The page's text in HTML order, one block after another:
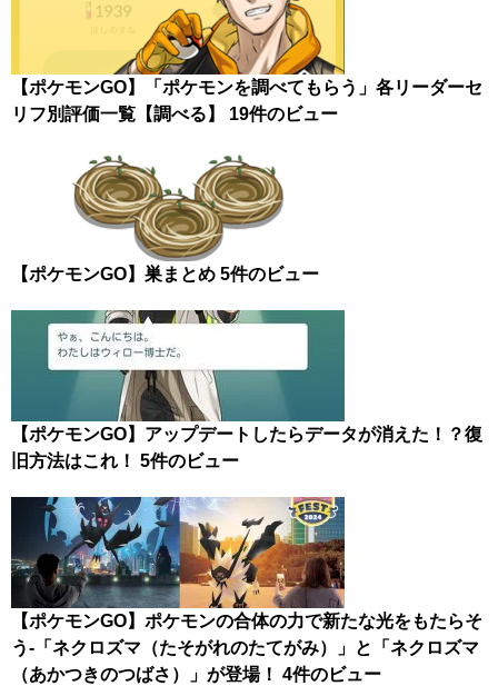
【ポケモンGO】「ポケモンを調べてもらう」各リーダーセ
リフ別評価一覧【調べる】
19件のビュー
【ポケモンGO】巣まとめ 5件のビュー
【ポケモンGO】アップデートしたらデータが消えた！？復
旧方法はこれ！ 5件のビュー
【ポケモンGO】ポケモンの合体の力で新たな光をもたらそ
う-「ネクロズマ（たそがれのたてがみ）」と「ネクロズマ
（あかつきのつばさ）」が登場！ 4件のビュー